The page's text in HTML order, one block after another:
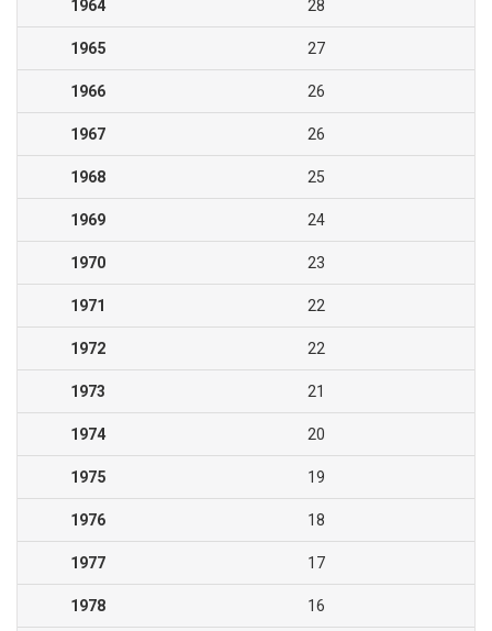
1964 28
1965 27
1966 26
1967 26
1968 25
1969 24
1970 23
1971 22
1972 22
1973 21
1974 20
1975 19
1976 18
1977 17
1978 16